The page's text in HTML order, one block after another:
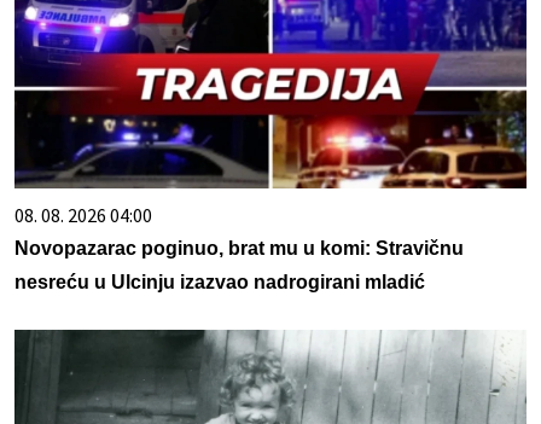
08. 08. 2026 04:00
Novopazarac poginuo, brat mu u komi: Stravičnu
nesreću u Ulcinju izazvao nadrogirani mladić